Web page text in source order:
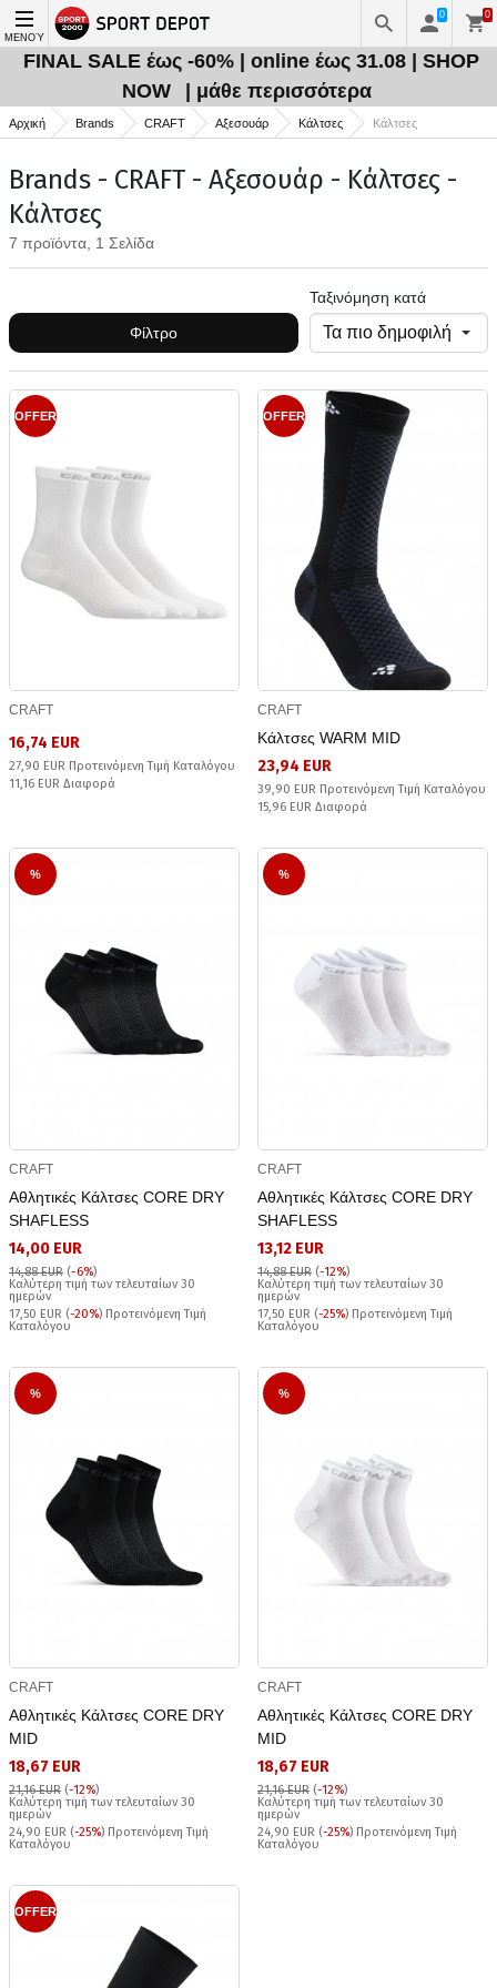
ΜΕΝΟΎ
0 0
FINAL SALE έως -60% | online έως 31.08 | SHOP
NOW
| μάθε περισσότερα
Αρχική Brands CRAFT Αξεσουάρ Κάλτσες Κάλτσες
Brands - CRAFT - Αξεσουάρ - Κάλτσες -
Κάλτσες
7 προϊόντα, 1 Σελίδα
Φίλτρο
Ταξινόμηση κατά
OFFER
CRAFT
16,74 EUR
27,90 EUR Προτεινόμενη Τιμή Καταλόγου
11,16 EUR Διαφορά
OFFER
CRAFT
Κάλτσες WARM MID
23,94 EUR
39,90 EUR Προτεινόμενη Τιμή Καταλόγου
15,96 EUR Διαφορά
%
CRAFT
Αθλητικές Κάλτσες CORE DRY
SHAFLESS
14,00 EUR
14,88 EUR (-6%)
Καλύτερη τιμή των τελευταίων 30
ημερών
17,50 EUR (-20%) Προτεινόμενη Τιμή
Καταλόγου
%
CRAFT
Αθλητικές Κάλτσες CORE DRY
SHAFLESS
13,12 EUR
14,88 EUR (-12%)
Καλύτερη τιμή των τελευταίων 30
ημερών
17,50 EUR (-25%) Προτεινόμενη Τιμή
Καταλόγου
%
CRAFT
Αθλητικές Κάλτσες CORE DRY
MID
18,67 EUR
21,16 EUR (-12%)
Καλύτερη τιμή των τελευταίων 30
ημερών
24,90 EUR (-25%) Προτεινόμενη Τιμή
Καταλόγου
%
CRAFT
Αθλητικές Κάλτσες CORE DRY
MID
18,67 EUR
21,16 EUR (-12%)
Καλύτερη τιμή των τελευταίων 30
ημερών
24,90 EUR (-25%) Προτεινόμενη Τιμή
Καταλόγου
OFFER